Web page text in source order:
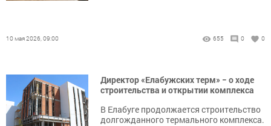
10 мая 2026, 09:00 655 0 0
Директор «Елабужских терм» − о ходе
строительства и открытии комплекса
В Елабуге продолжается строительство
долгожданного термального комплекса.